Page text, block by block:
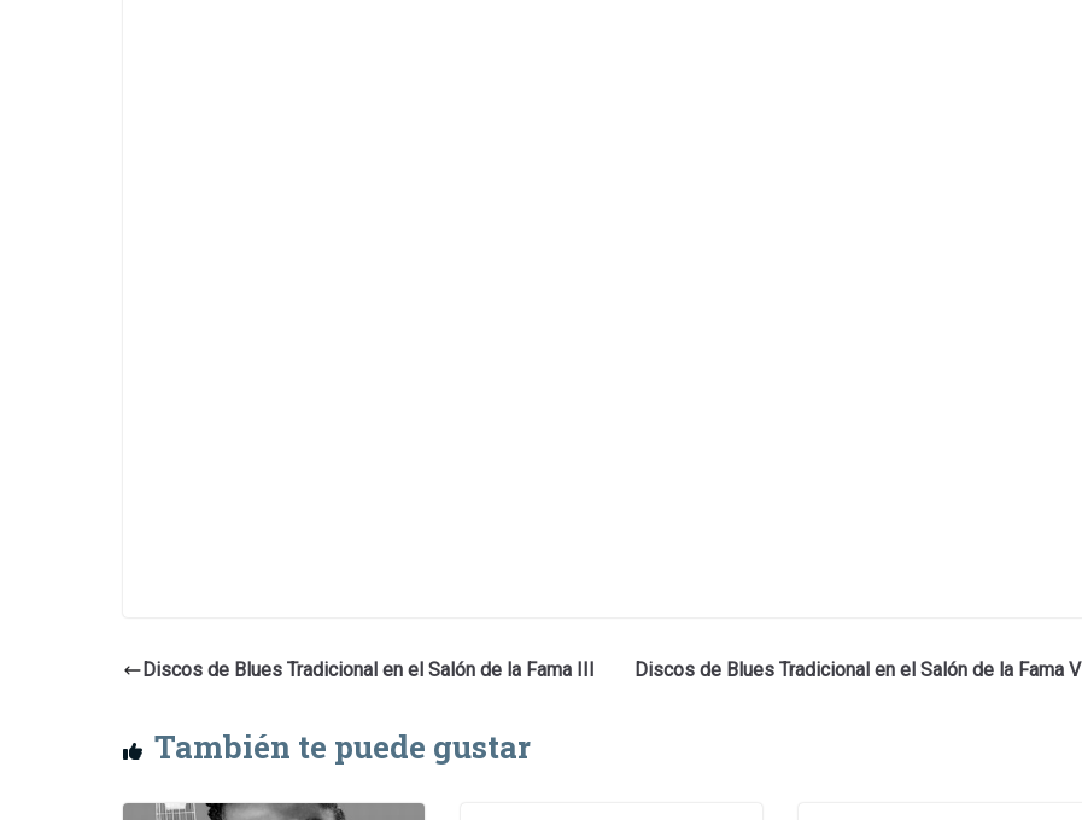
Discos de Blues Tradicional en el Salón de la Fama III Discos de Blues Tradicional en el Salón de la Fama V
También te puede gustar